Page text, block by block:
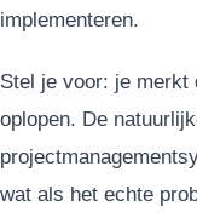
implementeren.
Stel je voor: je merkt
oplopen. De
wat als het echte